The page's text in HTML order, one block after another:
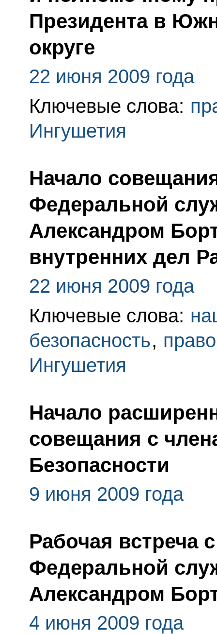
Президента в
округе
22 июня 2009 года
Ключевые слова:
Ингушетия
Начало
Федеральной
Александром
внутренних дел
22 июня 2009 года
Ключевые слова:
безопасность,
Ингушетия
Начало
совещания с
Безопасности
9 июня 2009 года
Рабочая встреча
Федеральной
Александром
4 июня 2009 года